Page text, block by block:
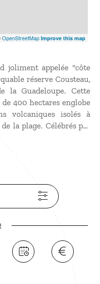
OpenStreetMap Improve this map
joliment appelée "côte
réserve Cousteau,
la Guadeloupe. Cette
400 hectares englobe
volcaniques isolés à
la plage. Célébrés par
multitude de poissons
emblématiques de la
refuge et rappellent
peut aussi s’explorer
à fond de verre.